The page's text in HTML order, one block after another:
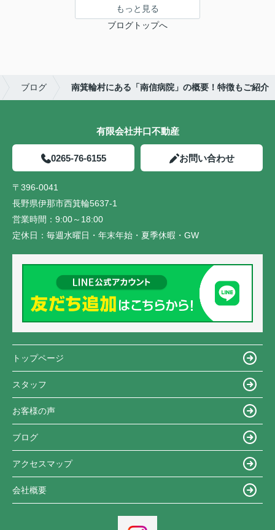
もっと見る
ブログトップへ
ブログ 南箕輪村にある「南信病院」の概要！特徴もご紹介
有限会社井口不動産
0265-76-6155 お問い合わせ
〒396-0041
長野県伊那市西箕輪5637-1
営業時間： 9:00～18:00
定休日： 毎週水曜日・年末年始・夏季休暇・GW
トップページ
スタッフ
お客様の声
ブログ
アクセスマップ
会社概要